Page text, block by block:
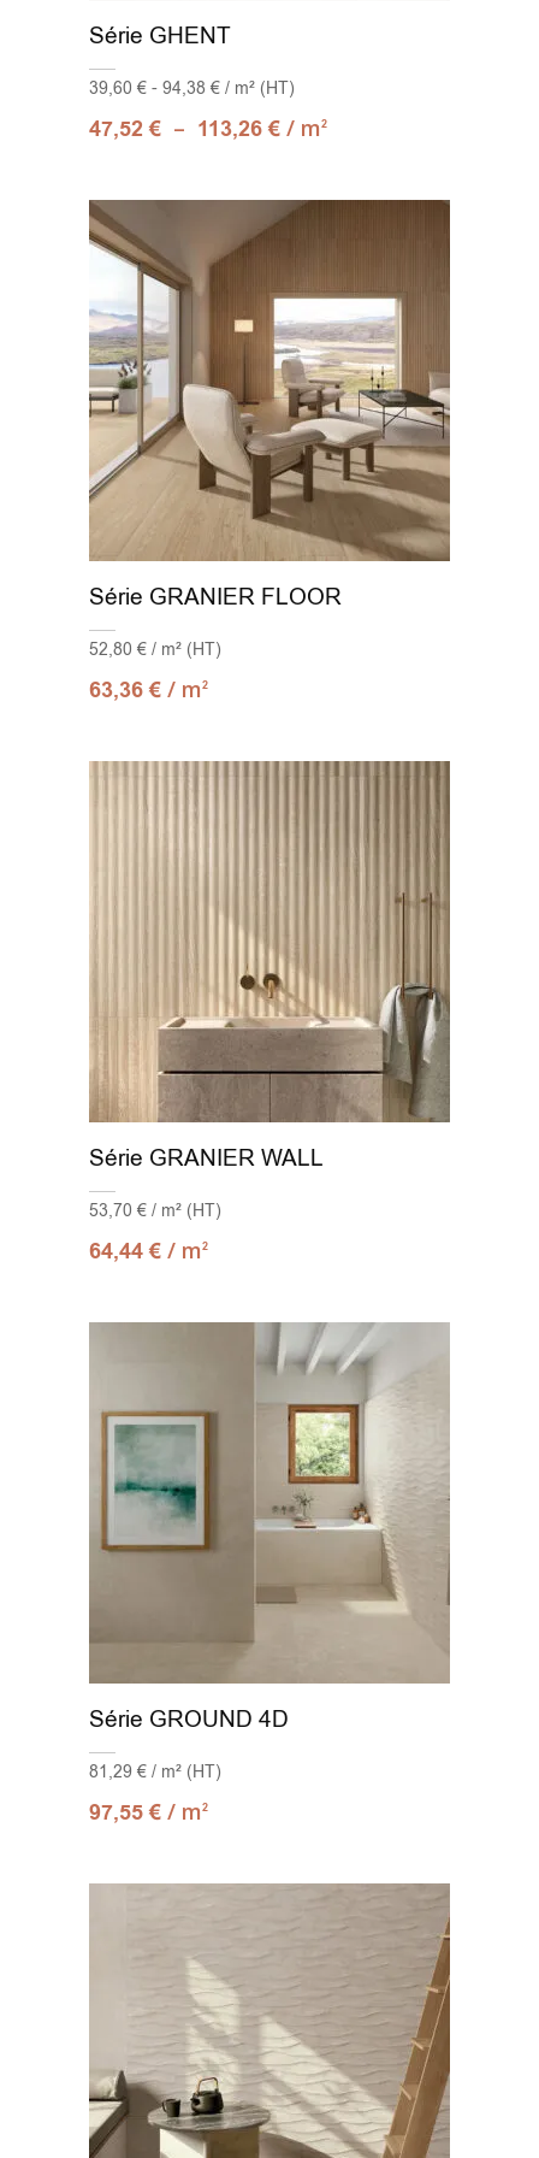
Stripes 24x75 (1)
Série GHENT
39,60 € - 94,38 € / m² (HT)
47,52€ – 113,26€ / m2
Série GRANIER FLOOR
52,80 € / m² (HT)
63,36€ / m2
Série GRANIER WALL
53,70 € / m² (HT)
64,44€ / m2
Série GROUND 4D
81,29 € / m² (HT)
97,55€ / m2